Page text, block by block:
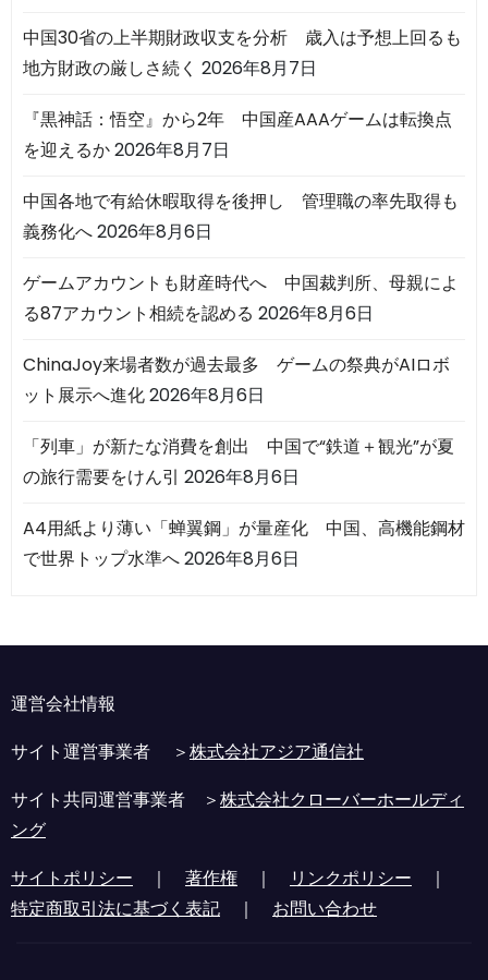
中国30省の上半期財政収支を分析 歳入は予想上回るも
地方財政の厳しさ続く 2026年8月7日
『黒神話：悟空』から2年 中国産AAAゲームは転換点
を迎えるか2026年8月7日
中国各地で有給休暇取得を後押し 管理職の率先取得も
義務化へ2026年8月6日
ゲームアカウントも財産時代へ 中国裁判所、母親によ
る87アカウント相続を認める 2026年8月6日
ChinaJoy来場者数が過去最多 ゲームの祭典がAIロボ
ット展示へ進化2026年8月6日
「列車」が新たな消費を創出 中国で“鉄道＋観光”が夏
の旅行需要をけん引 2026年8月6日
A4用紙より薄い「蝉翼鋼」が量産化 中国、高機能鋼材
で世界トップ水準へ2026年8月6日
運営会社情報
サイト運営事業者 ＞株式会社アジア通信社
サイト共同運営事業者 ＞株式会社クローバーホールディ
ング
サイトポリシー ｜ 著作権 ｜ リンクポリシー ｜
特定商取引法に基づく表記 ｜ お問い合わせ